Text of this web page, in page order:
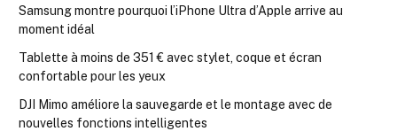
Samsung montre pourquoi l’iPhone Ultra d’Apple arrive au
moment idéal
Tablette à moins de 351 € avec stylet, coque et écran
confortable pour les yeux
DJI Mimo améliore la sauvegarde et le montage avec de
nouvelles fonctions intelligentes